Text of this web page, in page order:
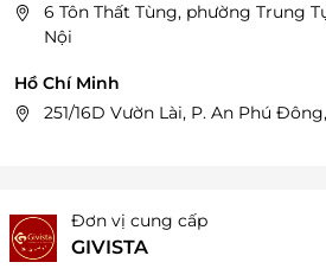
6 Tôn Thất Tùng, phường Trung
Nội
Hồ Chí Minh
251/16D Vườn Lài, P. An Phú
Đơn vị cung cấp
GIVISTA